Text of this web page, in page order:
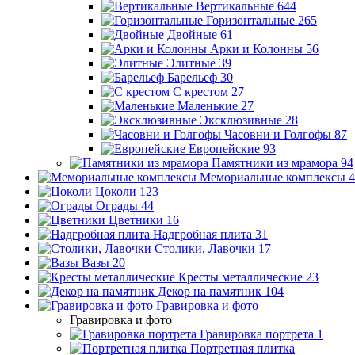
Вертикальные 644
Горизонтальные 265
Двойные 61
Арки и Колонны 56
Элитные 39
Барельеф 30
С крестом 27
Маленькие 27
Эксклюзивные 28
Часовни и Голгофы 87
Европейские 93
Памятники из мрамора 94
Мемориальные комплексы
Цоколи 123
Ограды 44
Цветники 16
Надгробная плита 31
Столики, Лавочки 17
Вазы 20
Кресты металлические 23
Декор на памятник 104
Гравировка и фото
Гравировка и фото
Гравировка портрета 1
Портретная плитка